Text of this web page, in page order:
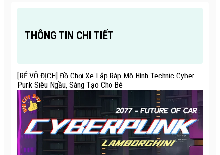
THÔNG TIN CHI TIẾT
[RẺ VÔ ĐỊCH] Đồ Chơi Xe Lắp Ráp Mô Hình Technic Cyber
Punk Siêu Ngầu, Sáng Tạo Cho Bé